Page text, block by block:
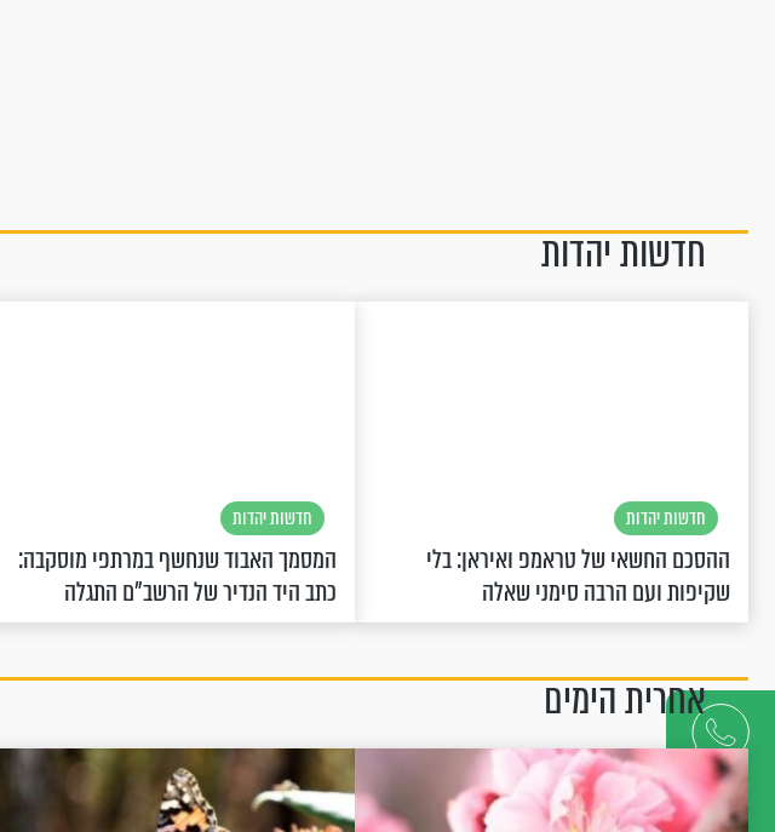
דברו
איתנו
חדשות יהדות
חדשות יהדות
ההסכם החשאי של טראמפ ואיראן: בלי
שקיפות ועם הרבה סימני שאלה
חדשות יהדות
המסמך האבוד שנחשף במרתפי מוסקבה:
כתב היד הנדיר של הרשב"ם התגלה
אחרית הימים